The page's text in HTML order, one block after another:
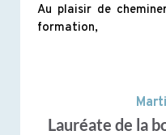
Au plaisir de
formation,
Lauréate de la